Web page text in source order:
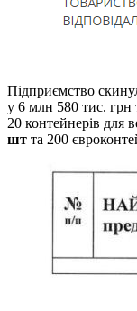
Підприємство
у 6 млн 580 тис. грн
20 контейнерів для
шт та 200